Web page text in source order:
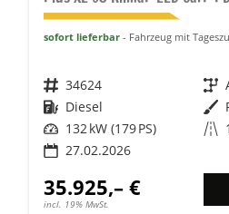
sofort lieferbar Fahrzeug mit
Fahrzeugnr. 34624 Getriebe
Kraftstoff Diesel Außenfarbe
Leistung 132 kW (179 PS) Kilometerstand
27.02.2026
35.925,– €
incl. 19% MwSt.